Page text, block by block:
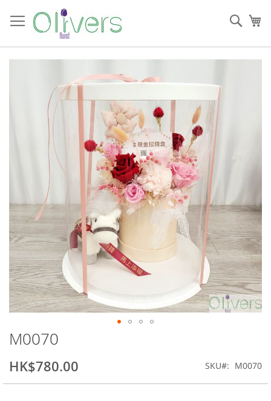
過
到
搜
索
Skip
to
the
beginning
of
M0070
HK$780.00 SKU M0070